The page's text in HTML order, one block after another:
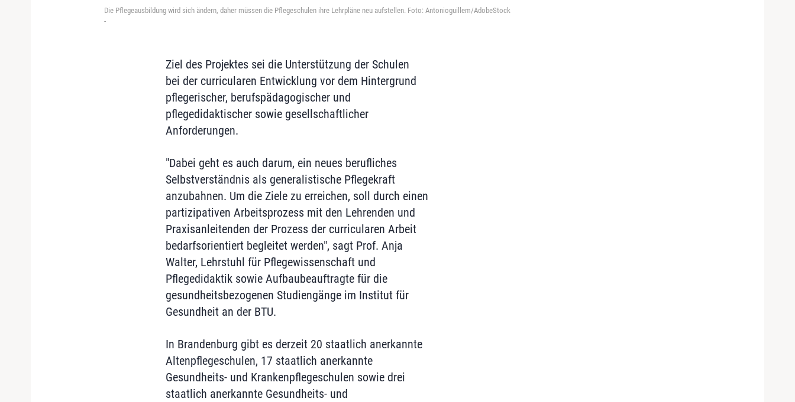
Die Pflegeausbildung wird sich ändern, daher müssen die Pflegeschulen ihre Lehrpläne neu aufstellen. Foto: Antonioguillem/AdobeStock
-
Ziel des Projektes sei die Unterstützung der Schulen
bei der curricularen Entwicklung vor dem Hintergrund
pflegerischer, berufspädagogischer und
pflegedidaktischer sowie gesellschaftlicher
Anforderungen.
"Dabei geht es auch darum, ein neues berufliches
Selbstverständnis als generalistische Pflegekraft
anzubahnen. Um die Ziele zu erreichen, soll durch einen
partizipativen Arbeitsprozess mit den Lehrenden und
Praxisanleitenden der Prozess der curricularen Arbeit
bedarfsorientiert begleitet werden", sagt Prof. Anja
Walter, Lehrstuhl für Pflegewissenschaft und
Pflegedidaktik sowie Aufbaubeauftragte für die
gesundheitsbezogenen Studiengänge im Institut für
Gesundheit an der BTU.
In Brandenburg gibt es derzeit 20 staatlich anerkannte
Altenpflegeschulen, 17 staatlich anerkannte
Gesundheits- und Krankenpflegeschulen sowie drei
staatlich anerkannte Gesundheits- und